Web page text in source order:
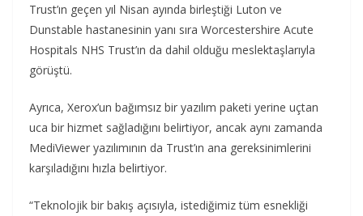
Trust’ın geçen yıl Nisan ayında birleştiği Luton ve
Dunstable hastanesinin yanı sıra Worcestershire Acute
Hospitals NHS Trust’ın da dahil olduğu meslektaşlarıyla
görüştü.
Ayrıca, Xerox’un bağımsız bir yazılım paketi yerine uçtan
uca bir hizmet sağladığını belirtiyor, ancak aynı zamanda
MediViewer yazılımının da Trust’ın ana gereksinimlerini
karşıladığını hızla belirtiyor.
“Teknolojik bir bakış açısıyla, istediğimiz tüm esnekliği